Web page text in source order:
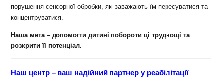
порушення сенсорної обробки, які заважають їм пересуватися та
концентруватися.
Наша мета – допомогти дитині побороти ці труднощі та
розкрити її потенціал.
Наш центр – ваш надійний партнер у реабілітації